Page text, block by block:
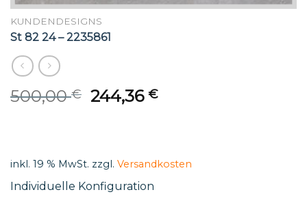
KUNDENDESIGNS
St 82 24 – 2235861
500,00€ Original
244,36€Current
inkl. 19 % MwSt. zzgl. Versandkosten
Individuelle Konfiguration